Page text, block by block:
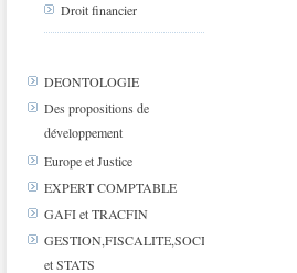
Droit financier
DEONTOLOGIE
Des propositions de
développement
Europe et Justice
EXPERT COMPTABLE
GAFI et TRACFIN
GESTION,FISCALITE,SOCIAL
et STATS